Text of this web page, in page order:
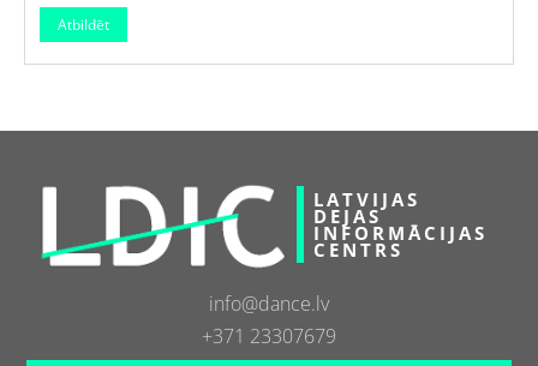
LATVIJAS
DEJAS
INFORMĀCIJAS
CENTRS
info@dance.lv
+371 23307679